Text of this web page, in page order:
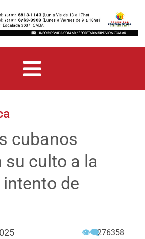
cubanos
culto a la
de
👁‍🗨276358